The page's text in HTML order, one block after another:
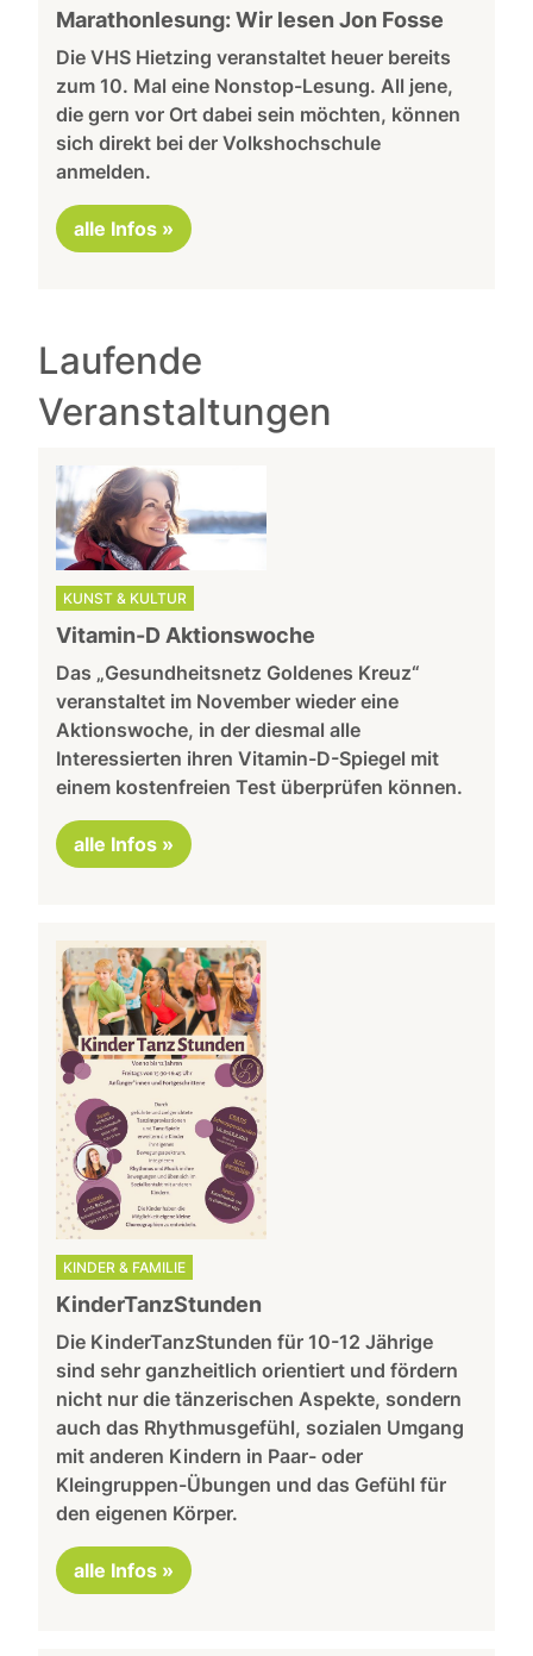
Marathonlesung: Wir lesen Jon Fosse
Die VHS Hietzing veranstaltet heuer bereits
zum 10. Mal eine Nonstop-Lesung. All jene,
die gern vor Ort dabei sein möchten, können
sich direkt bei der Volkshochschule
anmelden.
alle Infos »
Laufende
Veranstaltungen
KUNST & KULTUR
Vitamin-D Aktionswoche
Das „Gesundheitsnetz Goldenes Kreuz“
veranstaltet im November wieder eine
Aktionswoche, in der diesmal alle
Interessierten ihren Vitamin-D-Spiegel mit
einem kostenfreien Test überprüfen können.
alle Infos »
KINDER & FAMILIE
KinderTanzStunden
Die KinderTanzStunden für 10-12 Jährige
sind sehr ganzheitlich orientiert und fördern
nicht nur die tänzerischen Aspekte, sondern
auch das Rhythmusgefühl, sozialen Umgang
mit anderen Kindern in Paar- oder
Kleingruppen-Übungen und das Gefühl für
den eigenen Körper.
alle Infos »